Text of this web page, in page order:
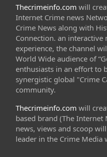
Thecrimeinfo.com will
Internet Crime news
Crime News along with
Connection. an interactive
experience, the channel
World Wide audience of
enthusiasts in an effort to
synergistic global "Crime
community.
Thecrimeinfo.com will
based brand (The Internet
news, views and scoop
leader in the Crime Media